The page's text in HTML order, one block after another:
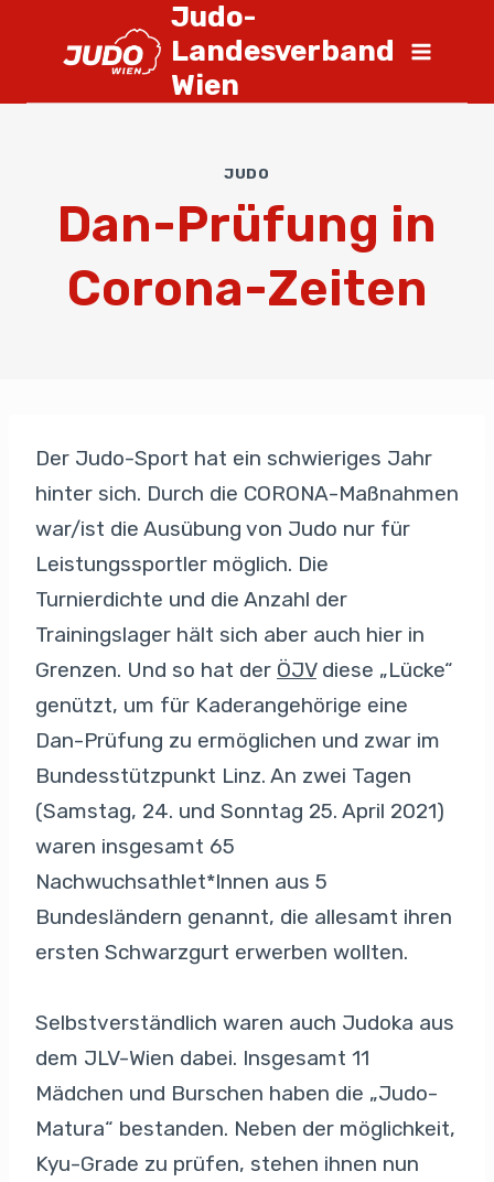
Judo-
Landesverband
Wien
JUDO
Dan-Prüfung in
Corona-Zeiten
Der Judo-Sport hat ein schwieriges Jahr
hinter sich. Durch die CORONA-Maßnahmen
war/ist die Ausübung von Judo nur für
Leistungssportler möglich. Die
Turnierdichte und die Anzahl der
Trainingslager hält sich aber auch hier in
Grenzen. Und so hat der ÖJVdiese „Lücke“
genützt, um für Kaderangehörige eine
Dan-Prüfung zu ermöglichen und zwar im
Bundesstützpunkt Linz. An zwei Tagen
(Samstag, 24. und Sonntag 25. April 2021)
waren insgesamt 65
Nachwuchsathlet*Innen aus 5
Bundesländern genannt, die allesamt ihren
ersten Schwarzgurt erwerben wollten.
Selbstverständlich waren auch Judoka aus
dem JLV-Wien dabei. Insgesamt 11
Mädchen und Burschen haben die „Judo-
Matura“ bestanden. Neben der möglichkeit,
Kyu-Grade zu prüfen, stehen ihnen nun